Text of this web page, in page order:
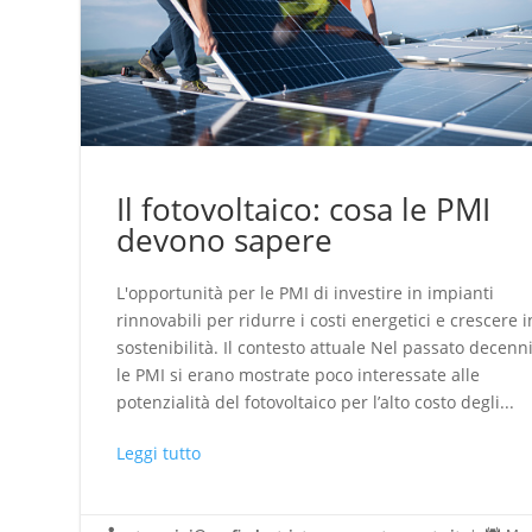
Il fotovoltaico: cosa le PMI
devono sapere
L'opportunità per le PMI di investire in impianti
rinnovabili per ridurre i costi energetici e crescere
sostenibilità. Il contesto attuale Nel passato
le PMI si erano mostrate poco interessate alle
potenzialità del fotovoltaico per l’alto costo degli...
Leggi tutto